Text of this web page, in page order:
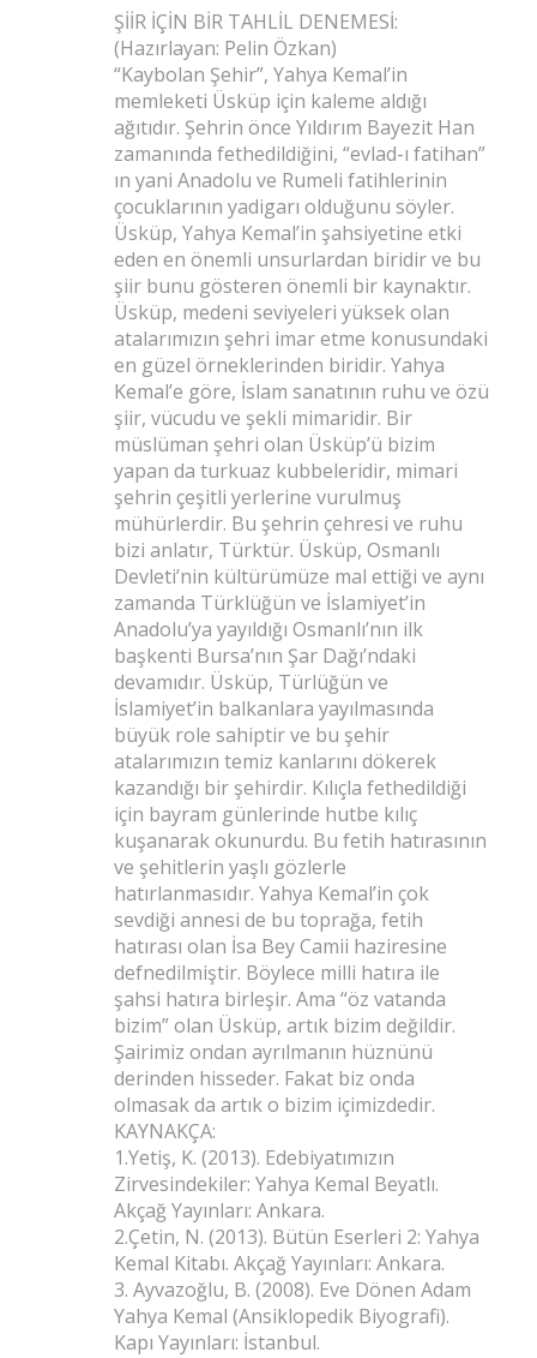
ŞİİR İÇİN BİR TAHLİL DENEMESİ:
(Hazırlayan: Pelin Özkan)
“Kaybolan Şehir”, Yahya Kemal’in
memleketi Üsküp için kaleme aldığı
ağıtıdır. Şehrin önce Yıldırım Bayezit Han
zamanında fethedildiğini, “evlad-ı fatihan”
ın yani Anadolu ve Rumeli fatihlerinin
çocuklarının yadigarı olduğunu söyler.
Üsküp, Yahya Kemal’in şahsiyetine etki
eden en önemli unsurlardan biridir ve bu
şiir bunu gösteren önemli bir kaynaktır.
Üsküp, medeni seviyeleri yüksek olan
atalarımızın şehri imar etme konusundaki
en güzel örneklerinden biridir. Yahya
Kemal’e göre, İslam sanatının ruhu ve özü
şiir, vücudu ve şekli mimaridir. Bir
müslüman şehri olan Üsküp’ü bizim
yapan da turkuaz kubbeleridir, mimari
şehrin çeşitli yerlerine vurulmuş
mühürlerdir. Bu şehrin çehresi ve ruhu
bizi anlatır, Türktür. Üsküp, Osmanlı
Devleti’nin kültürümüze mal ettiği ve aynı
zamanda Türklüğün ve İslamiyet’in
Anadolu’ya yayıldığı Osmanlı’nın ilk
başkenti Bursa’nın Şar Dağı’ndaki
devamıdır. Üsküp, Türlüğün ve
İslamiyet’in balkanlara yayılmasında
büyük role sahiptir ve bu şehir
atalarımızın temiz kanlarını dökerek
kazandığı bir şehirdir. Kılıçla fethedildiği
için bayram günlerinde hutbe kılıç
kuşanarak okunurdu. Bu fetih hatırasının
ve şehitlerin yaşlı gözlerle
hatırlanmasıdır. Yahya Kemal’in çok
sevdiği annesi de bu toprağa, fetih
hatırası olan İsa Bey Camii haziresine
defnedilmiştir. Böylece milli hatıra ile
şahsi hatıra birleşir. Ama “öz vatanda
bizim” olan Üsküp, artık bizim değildir.
Şairimiz ondan ayrılmanın hüznünü
derinden hisseder. Fakat biz onda
olmasak da artık o bizim içimizdedir.
KAYNAKÇA:
1.Yetiş, K. (2013). Edebiyatımızın
Zirvesindekiler: Yahya Kemal Beyatlı.
Akçağ Yayınları: Ankara.
2.Çetin, N. (2013). Bütün Eserleri 2: Yahya
Kemal Kitabı. Akçağ Yayınları: Ankara.
3. Ayvazoğlu, B. (2008). Eve Dönen Adam
Yahya Kemal (Ansiklopedik Biyografi).
Kapı Yayınları: İstanbul.